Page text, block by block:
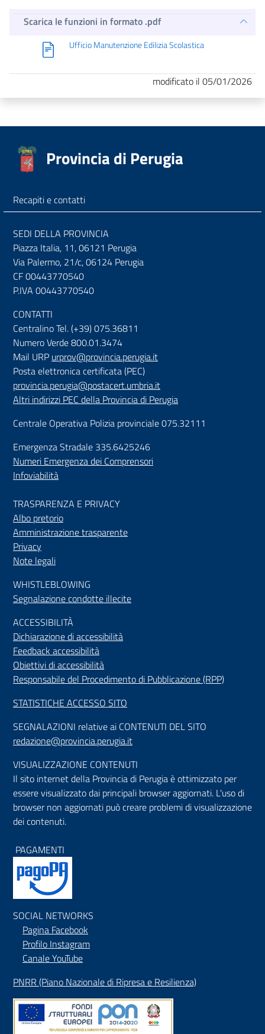
Scarica le funzioni in formato .pdf
Ufficio Manutenzione Edilizia Scolastica
modificato il 05/01/2026
Provincia di Perugia
Recapiti e contatti
SEDI DELLA PROVINCIA
Piazza Italia, 11, 06121 Perugia
Via Palermo, 21/c, 06124 Perugia
CF 00443770540
P.IVA 00443770540
CONTATTI
Centralino Tel. (+39) 075.36811
Numero Verde 800.01.3474
Mail URP urprov@provincia.perugia.it
Posta elettronica certificata (PEC)
provincia.perugia@postacert.umbria.it
Altri indirizzi PEC della Provincia di Perugia
Centrale Operativa Polizia provinciale 075.32111
Emergenza Stradale 335.6425246
Numeri Emergenza dei Comprensori
Infoviabilità
TRASPARENZA E PRIVACY
Albo pretorio
Amministrazione trasparente
Privacy
Note legali
WHISTLEBLOWING
Segnalazione condotte illecite
ACCESSIBILITÀ
Dichiarazione di accessibilità
Feedback accessibilità
Obiettivi di accessibilità
Responsabile del Procedimento di Pubblicazione (RPP)
STATISTICHE ACCESSO SITO
SEGNALAZIONI relative ai CONTENUTI DEL SITO
redazione@provincia.perugia.it
VISUALIZZAZIONE CONTENUTI
Il sito internet della Provincia di Perugia è ottimizzato per
essere visualizzato dai principali browser aggiornati. L'uso di
browser non aggiornati può creare problemi di visualizzazione
dei contenuti.
PAGAMENTI
SOCIAL NETWORKS
Pagina Facebook
Profilo Instagram
Canale YouTube
PNRR (Piano Nazionale di Ripresa e Resilienza)